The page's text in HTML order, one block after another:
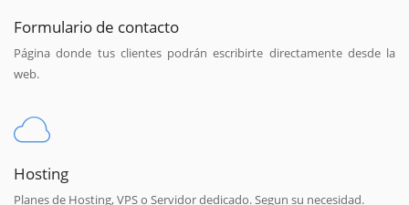
Formulario de contacto
Página donde tus clientes podrán escribirte directamente desde la
web.
Hosting
Planes de Hosting, VPS o Servidor dedicado. Segun su necesidad.